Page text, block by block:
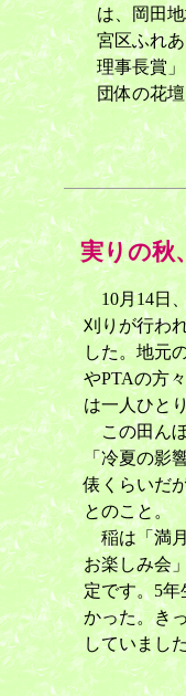
は、岡田
宮区ふれ
理事長賞
団体の花
実りの
10月14日
刈りが行わ
した。地元
やPTAの方
は一人ひと
この田んぼ
「冷夏の影
俵くらいだ
とのこと。
稲は「満月
お楽しみ会
定です。5
かった。き
していまし